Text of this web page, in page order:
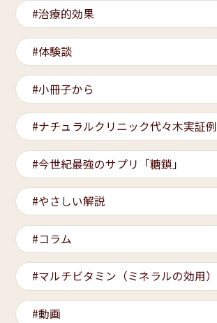
治療的効果
体験談
小冊子から
ナチュラルクリニック代々木実証例
今世紀最強のサプリ「糖鎖」
やさしい解説
コラム
マルチビタミン（ミネラルの効用）
動画